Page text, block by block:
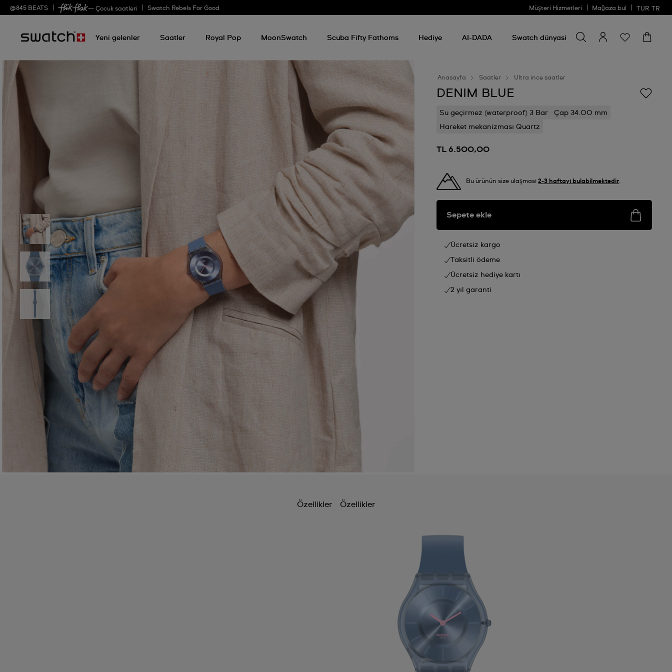
@845 BEATS — Çocuk saatleri Swatch Rebels For Good Müşteri Hizmetleri Mağaza bul TUR TR
Yeni gelenler Saatler Royal Pop MoonSwatch Scuba Fifty Fathoms Hediye AI-DADA Swatch dünyasi
şey
ara
Bir şey ara
Anasayfa Saatler Ultra ince saatler
DENIM BLUE
Su geçirmez (waterproof) 3 Bar
Çap 34.00 mm
Hareket mekanizması Quartz
TL 6.500,00
Bu ürünün size ulaşması2-3 haftayı bulabilmektedir.
Sepete ekle
Ücretsiz kargo
Taksitli ödeme
Ücretsiz hediye kartı
2 yıl garanti
Özellikler Özellikler